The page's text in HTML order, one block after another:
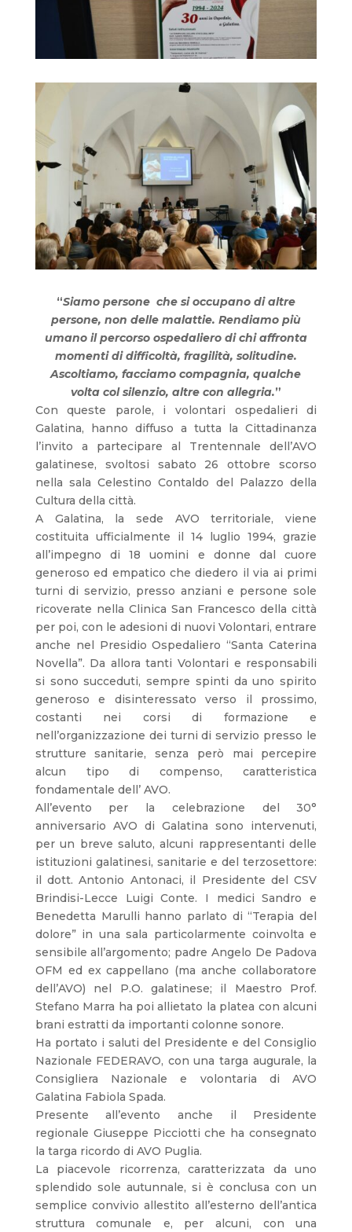
“Siamo persone che si occupano di altre
persone, non delle malattie. Rendiamo più
umano il percorso ospedaliero di chi affronta
momenti di difficoltà, fragilità, solitudine.
Ascoltiamo, facciamo compagnia, qualche
volta col silenzio, altre con allegria.”
Con queste parole, i volontari ospedalieri di
Galatina, hanno diffuso a tutta la Cittadinanza
l’invito a partecipare al Trentennale dell’AVO
galatinese, svoltosi sabato 26 ottobre scorso
nella sala Celestino Contaldo del Palazzo della
Cultura della città.
A Galatina, la sede AVO territoriale, viene
costituita ufficialmente il 14 luglio 1994, grazie
all’impegno di 18 uomini e donne dal cuore
generoso ed empatico che diedero il via ai primi
turni di servizio, presso anziani e persone sole
ricoverate nella Clinica San Francesco della città
per poi, con le adesioni di nuovi Volontari, entrare
anche nel Presidio Ospedaliero “Santa Caterina
Novella”. Da allora tanti Volontari e responsabili
si sono succeduti, sempre spinti da uno spirito
generoso e disinteressato verso il prossimo,
costanti nei corsi di formazione e
nell’organizzazione dei turni di servizio presso le
strutture sanitarie, senza però mai percepire
alcun tipo di compenso, caratteristica
fondamentale dell’ AVO.
All’evento per la celebrazione del 30°
anniversario AVO di Galatina sono intervenuti,
per un breve saluto, alcuni rappresentanti delle
istituzioni galatinesi, sanitarie e del terzosettore:
il dott. Antonio Antonaci, il Presidente del CSV
Brindisi-Lecce Luigi Conte. I medici Sandro e
Benedetta Marulli hanno parlato di “Terapia del
dolore” in una sala particolarmente coinvolta e
sensibile all’argomento; padre Angelo De Padova
OFM ed ex cappellano (ma anche collaboratore
dell’AVO) nel P.O. galatinese; il Maestro Prof.
Stefano Marra ha poi allietato la platea con alcuni
brani estratti da importanti colonne sonore.
Ha portato i saluti del Presidente e del Consiglio
Nazionale FEDERAVO, con una targa augurale, la
Consigliera Nazionale e volontaria di AVO
Galatina Fabiola Spada.
Presente all’evento anche il Presidente
regionale Giuseppe Picciotti che ha consegnato
la targa ricordo di AVO Puglia.
La piacevole ricorrenza, caratterizzata da uno
splendido sole autunnale, si è conclusa con un
semplice convivio allestito all’esterno dell’antica
struttura comunale e, per alcuni, con una